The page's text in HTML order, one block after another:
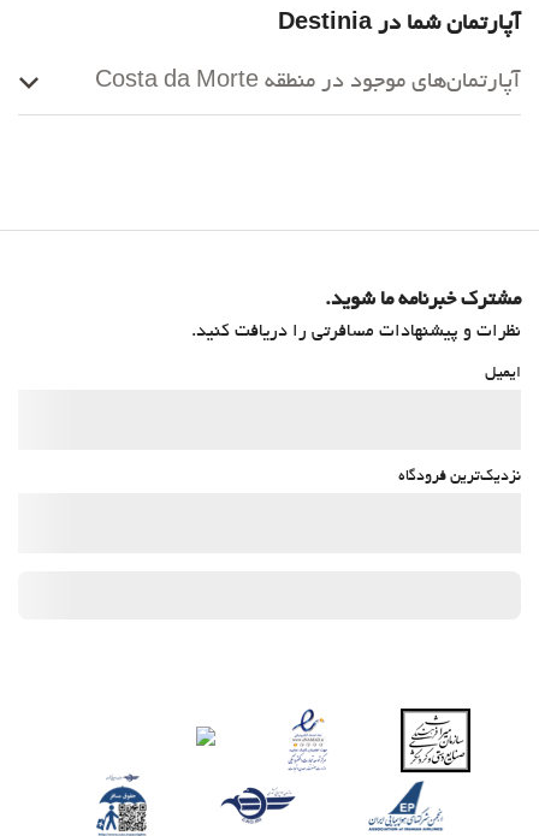
آپارتمان شما در Destinia
آپارتمان‌های موجود در منطقه Costa da Morte
مشترک خبرنامه ما شوید.
نظرات و پیشنهادات مسافرتی را دریافت کنید.
ایمیل
نزدیک‌ترین فرودگاه